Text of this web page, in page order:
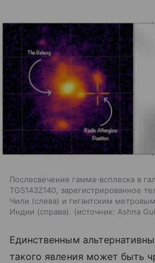
Послесвечение гамма-всплеска в
TGS143Z140, зарегистрированное
Чили (слева) и гигантским
Индии (справа).
источник: Ashna
Единственным
такого явления может быть